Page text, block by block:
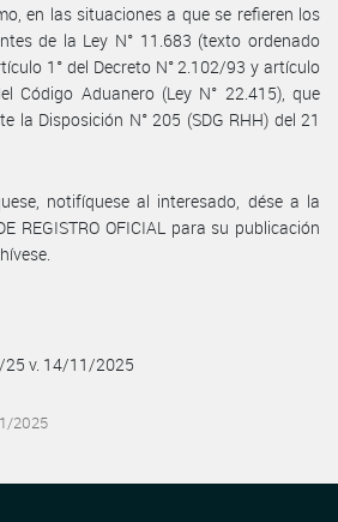
en las situaciones a que se refieren los
de la Ley N° 11.683 (texto ordenado
1° del Decreto N° 2.102/93 y artículo
Código Aduanero (Ley N° 22.415), que
la Disposición N° 205 (SDG RHH) del 21
notifíquese al interesado, dése a la
REGISTRO OFICIAL para su publicación
v. 14/11/2025
2025